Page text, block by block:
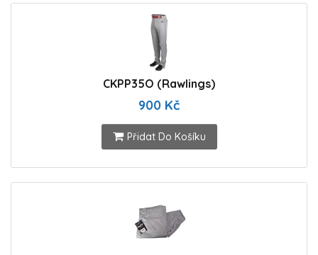
CKPP35O (Rawlings)
900 Kč
Přidat Do Košíku